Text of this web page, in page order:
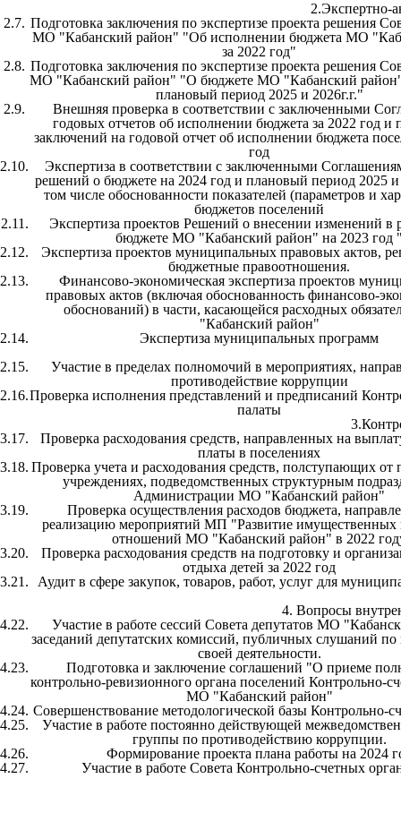
2.Экспертно-
2.7. Подготовка заключения по экспертизе проекта решения
МО "Кабанский район" "Об исполнении бюджета МО
за 2022 год"
2.8. Подготовка заключения по экспертизе проекта решения
МО "Кабанский район" "О бюджете МО "Кабанский район"
плановый период 2025 и 2026г.г."
2.9.
Внешняя проверка в соответствии с заключенными
годовых отчетов об исполнении бюджета за 2022 год и
заключений на годовой отчет об исполнении бюджета
год
2.10.
Экспертиза в соответствии с заключенными
решений о бюджете на 2024 год и плановый период 2025 и
том числе обоснованности показателей (параметров и
бюджетов поселений
2.11.
Экспертиза проектов Решений о внесении изменений
бюджете МО "Кабанский район" на 2023 год
2.12.
Экспертиза проектов муниципальных правовых актов,
бюджетные правоотношения.
2.13.
Финансово-экономическая экспертиза проектов
правовых актов (включая обоснованность финансово-
обоснований) в части, касающейся расходных
"Кабанский район"
2.14.
Экспертиза муниципальных программ
2.15.
Участие в пределах полномочий в мероприятиях,
противодействие коррупции
2.16.Проверка исполнения представлений и предписаний
палаты
3.17.
Проверка расходования средств, направленных на
платы в поселениях
3.18. Проверка учета и расходования средств, полступающих от
учреждениях, подведомственных структурным
Администрации МО "Кабанский район"
3.19.
Проверка осуществления расходов бюджета,
реализацию мероприятий МП "Развитие имущественных
отношений МО "Кабанский район" в 2022
3.20.
Проверка расходования средств на подготовку и
отдыха детей за 2022 год
3.21.
Аудит в сфере закупок, товаров, работ, услуг для
4. Вопросы
4.22.
Участие в работе сессий Совета депутатов МО
заседаний депутатских комиссий, публичных слушаний по
своей деятельности.
4.23.
Подготовка и заключение соглашений "О приеме
контрольно-ревизионного органа поселений Контрольно-
МО "Кабанский район"
4.24. Совершенствование методологической базы Контрольно-
4.25.
Участие в работе постоянно действующей
группы по противодействию коррупции.
4.26.
Формирование проекта плана работы на 2024
4.27.
Участие в работе Совета Контрольно-счетных